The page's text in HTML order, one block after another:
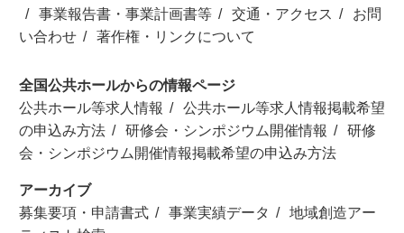
事業報告書・事業計画書等
交通・アクセス
お問
い合わせ
著作権・リンクについて
全国公共ホールからの情報ページ
公共ホール等求人情報
公共ホール等求人情報掲載希望
の申込み方法
研修会・シンポジウム開催情報
研修
会・シンポジウム開催情報掲載希望の申込み方法
アーカイブ
募集要項・申請書式
事業実績データ
地域創造アー